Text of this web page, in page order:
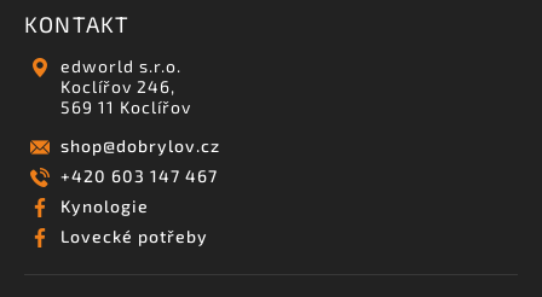
KONTAKT
edworld s.r.o.
Koclířov 246,
569 11 Koclířov
shop@dobrylov.cz
+420 603 147 467
Kynologie
Lovecké potřeby